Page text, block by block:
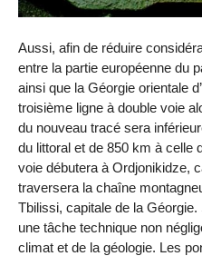
Aussi, afin de réduire
entre la partie européenne du
ainsi que la Géorgie orientale
troisième ligne à double voie
du nouveau tracé sera
du littoral et de 850 km à celle
voie débutera à Ordjonikidze,
traversera la chaîne
Tbilissi, capitale de la
une tâche technique non
climat et de la géologie. Les